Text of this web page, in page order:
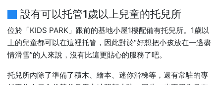
設有可以托管1歲以上兒童的托兒所
位於「KIDS PARK」跟前的基地小屋1樓配備有托兒所。1歲以
上的兒童都可以在這裡托管，因此對於“好想把小孩放在一邊盡
情滑雪”的人來說，沒有比這更貼心的服務了吧。
托兒所內除了準備了積木、繪本、迷你滑梯等，還有常駐的專